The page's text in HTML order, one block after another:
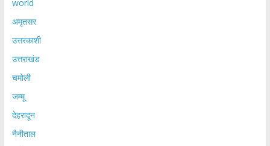
world
अमृतसर
उत्तरकाशी
उत्तराखंड
चमोली
जम्मू
देहरादून
नैनीताल